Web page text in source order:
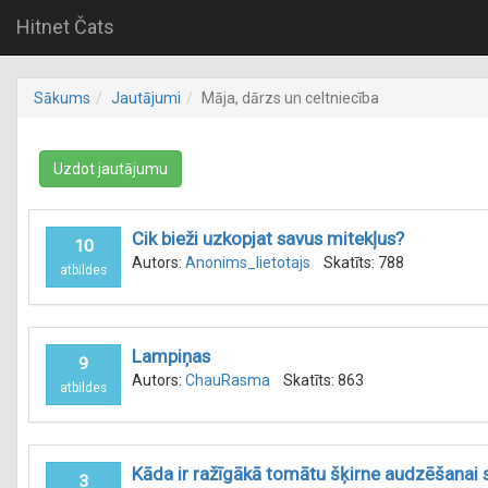
Hitnet Čats
Sākums Jautājumi Māja, dārzs un celtniecība
Uzdot jautājumu
10
atbildes
Cik bieži uzkopjat savus mitekļus?
Autors: Anonims_lietotajs Skatīts: 788
9
atbildes
Lampiņas
Autors: ChauRasma Skatīts: 863
3 Kāda ir ražīgākā tomātu šķirne audzēšanai